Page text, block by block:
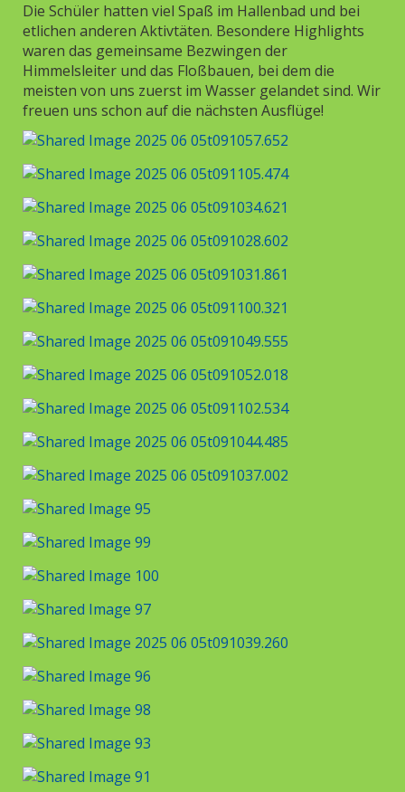
Die Schüler hatten viel Spaß im Hallenbad und bei
etlichen anderen Aktivtäten. Besondere Highlights
waren das gemeinsame Bezwingen der
Himmelsleiter und das Floßbauen, bei dem die
meisten von uns zuerst im Wasser gelandet sind. Wir
freuen uns schon auf die nächsten Ausflüge!